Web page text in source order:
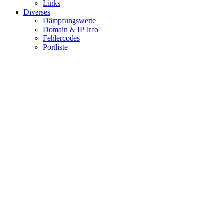
Links
Diverses
Dämpfungswerte
Domain & IP Info
Fehlercodes
Portliste